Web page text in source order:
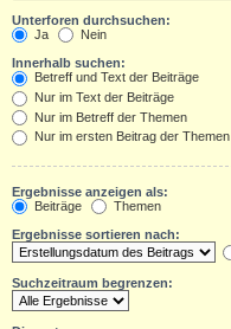
Unterforen durchsuchen:
Ja
Nein
Innerhalb suchen:
Betreff und Text der Beiträge
Nur im Text der Beiträge
Nur im Betreff der Themen
Nur im ersten Beitrag der Themen
Ergebnisse anzeigen als:
Beiträge
Themen
Ergebnisse sortieren nach:
Suchzeitraum begrenzen: